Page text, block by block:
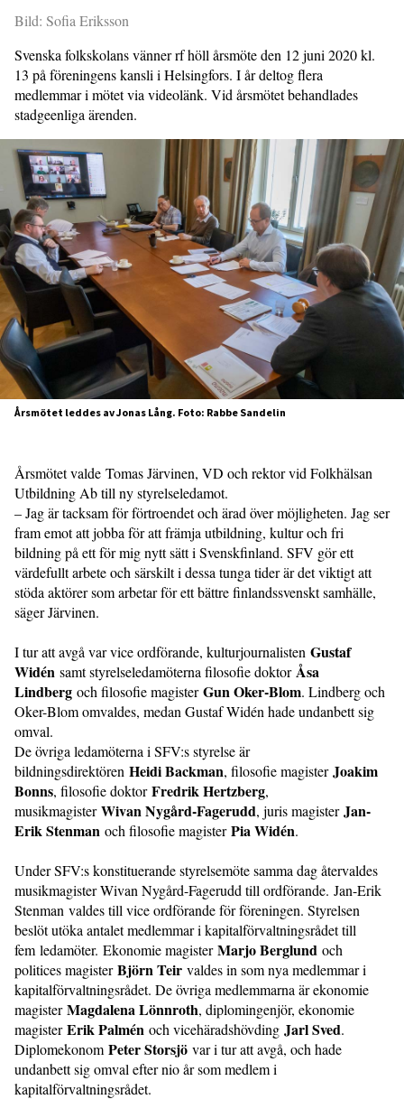
Bild: Sofia Eriksson
Svenska folkskolans vänner rf höll årsmöte den 12 juni 2020 kl.
13 på föreningens kansli i Helsingfors. I år deltog flera
medlemmar i mötet via videolänk. Vid årsmötet behandlades
stadgeenliga ärenden.
Årsmötet leddes av Jonas Lång. Foto: Rabbe Sandelin
Årsmötet valde Tomas Järvinen, VD och rektor vid Folkhälsan
Utbildning Ab till ny styrelseledamot.
– Jag är tacksam för förtroendet och ärad över möjligheten. Jag ser
fram emot att jobba för att främja utbildning, kultur och fri
bildning på ett för mig nytt sätt i Svenskfinland. SFV gör ett
värdefullt arbete och särskilt i dessa tunga tider är det viktigt att
stöda aktörer som arbetar för ett bättre finlandssvenskt samhälle,
säger Järvinen.
I tur att avgå var vice ordförande, kulturjournalisten Gustaf
Widén samt styrelseledamöterna filosofie doktorÅsa
Lindberg och filosofie magisterGun Oker-Blom. Lindberg och
Oker-Blom omvaldes, medan Gustaf Widén hade undanbett sig
omval.
De övriga ledamöterna i SFV:s styrelse är
bildningsdirektören Heidi Backman, filosofie magisterJoakim
Bonns, filosofie doktorFredrik Hertzberg,
musikmagisterWivan Nygård-Fagerudd, juris magisterJan-
Erik Stenman och filosofie magisterPia Widén.
Under SFV:s konstituerande styrelsemöte samma dag återvaldes
musikmagister Wivan Nygård-Fagerudd till ordförande. Jan-Erik
Stenman valdes till vice ordförande för föreningen. Styrelsen
beslöt utöka antalet medlemmar i kapitalförvaltningsrådet till
fem ledamöter. Ekonomie magisterMarjo Berglund och
politices magisterBjörn Teir valdes in som nya medlemmar i
kapitalförvaltningsrådet. De övriga medlemmarna är ekonomie
magisterMagdalena Lönnroth, diplomingenjör, ekonomie
magisterErik Palmén och vicehäradshövding Jarl Sved.
DiplomekonomPeter Storsjö var i tur att avgå, och hade
undanbett sig omval efter nio år som medlem i
kapitalförvaltningsrådet.